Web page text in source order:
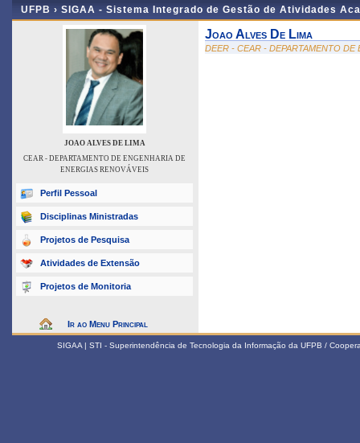
UFPB › SIGAA - Sistema Integrado de Gestão de Atividades
JOAO ALVES DE LIMA
CEAR - DEPARTAMENTO DE ENGENHARIA DE
ENERGIAS RENOVÁVEIS
Perfil Pessoal
Disciplinas Ministradas
Projetos de Pesquisa
Atividades de Extensão
Projetos de Monitoria
Ir ao Menu Principal
Joao Alves De Lima
DEER - CEAR - DEPARTAMENTO
SIGAA | STI - Superintendência de Tecnologia da Informação da UFPB /